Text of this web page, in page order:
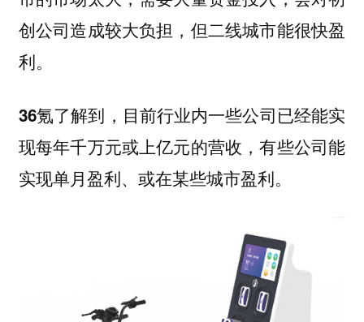
创公司造成较大负担，但二线城市能很快盈
利。
36氪了解到，目前行业内一些公司已经能实
现每年千万元或上亿元的营收，有些公司能
实现单月盈利、或在某些城市盈利。